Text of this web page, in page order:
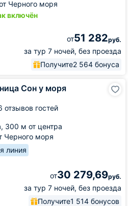
Черного моря
включён
от51 282руб.
за тур 7 ночей, без проезда
Получите2 564 бонуса
Сон у моря
отзывов гостей
300 м от центра
Черного моря
линия
от30 279,69руб.
за тур 7 ночей, без проезда
Получите1 514 бонусов